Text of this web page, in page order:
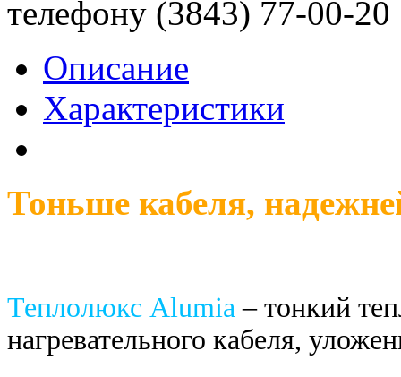
телефону (3843) 77-00-20
Описание
Характеристики
Тоньше кабеля,
Теплолюкс Alumia – тонкий
нагревательного кабеля,